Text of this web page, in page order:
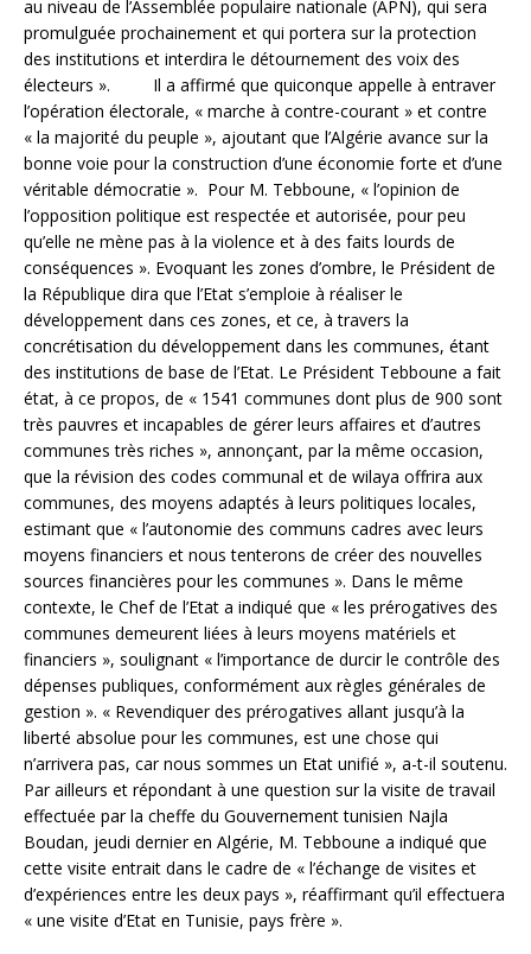
au niveau de l’Assemblée populaire nationale (APN), qui sera
promulguée prochainement et qui portera sur la protection
des institutions et interdira le détournement des voix des
électeurs ». Il a affirmé que quiconque appelle à entraver
l’opération électorale, « marche à contre-courant » et contre
« la majorité du peuple », ajoutant que l’Algérie avance sur la
bonne voie pour la construction d’une économie forte et d’une
véritable démocratie ». Pour M. Tebboune, « l’opinion de
l’opposition politique est respectée et autorisée, pour peu
qu’elle ne mène pas à la violence et à des faits lourds de
conséquences ». Evoquant les zones d’ombre, le Président de
la République dira que l’Etat s’emploie à réaliser le
développement dans ces zones, et ce, à travers la
concrétisation du développement dans les communes, étant
des institutions de base de l’Etat. Le Président Tebboune a fait
état, à ce propos, de « 1541 communes dont plus de 900 sont
très pauvres et incapables de gérer leurs affaires et d’autres
communes très riches », annonçant, par la même occasion,
que la révision des codes communal et de wilaya offrira aux
communes, des moyens adaptés à leurs politiques locales,
estimant que « l’autonomie des communs cadres avec leurs
moyens financiers et nous tenterons de créer des nouvelles
sources financières pour les communes ». Dans le même
contexte, le Chef de l’Etat a indiqué que « les prérogatives des
communes demeurent liées à leurs moyens matériels et
financiers », soulignant « l’importance de durcir le contrôle des
dépenses publiques, conformément aux règles générales de
gestion ». « Revendiquer des prérogatives allant jusqu’à la
liberté absolue pour les communes, est une chose qui
n’arrivera pas, car nous sommes un Etat unifié », a-t-il soutenu.
Par ailleurs et répondant à une question sur la visite de travail
effectuée par la cheffe du Gouvernement tunisien Najla
Boudan, jeudi dernier en Algérie, M. Tebboune a indiqué que
cette visite entrait dans le cadre de « l’échange de visites et
d’expériences entre les deux pays », réaffirmant qu’il effectuera
« une visite d’Etat en Tunisie, pays frère ».